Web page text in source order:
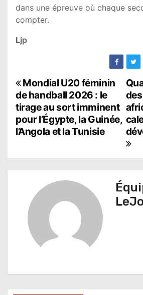
dans une épreuve où chaque
compter.
Ljp
N
a
v
d
Mondial U20 féminin
de handball 2026 : le
tirage au sort imminent
pour l’Égypte, la Guinée,
l’Angola et la Tunisie